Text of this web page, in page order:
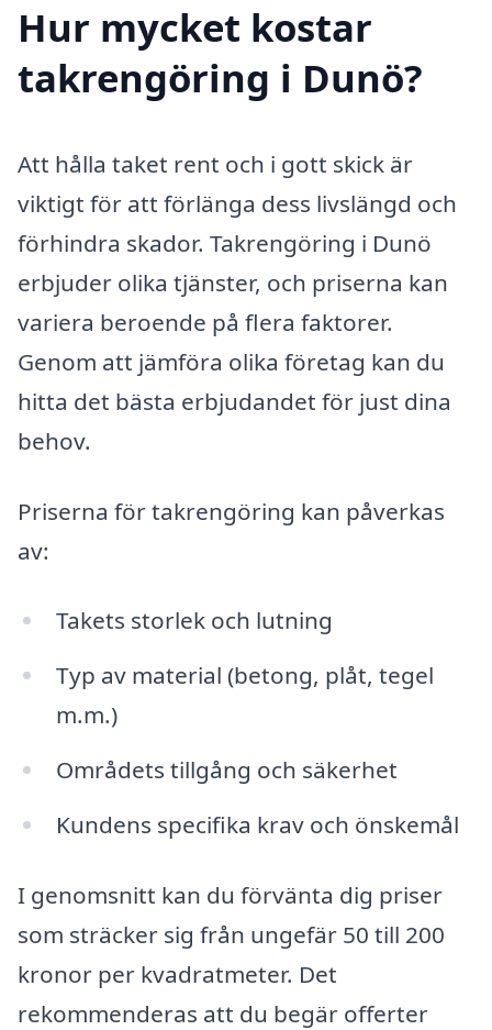
Hur mycket kostar
takrengöring i Dunö?
Att hålla taket rent och i gott skick är
viktigt för att förlänga dess livslängd och
förhindra skador. Takrengöring i Dunö
erbjuder olika tjänster, och priserna kan
variera beroende på flera faktorer.
Genom att jämföra olika företag kan du
hitta det bästa erbjudandet för just dina
behov.
Priserna för takrengöring kan påverkas
av:
Takets storlek och lutning
Typ av material (betong, plåt, tegel
m.m.)
Områdets tillgång och säkerhet
Kundens specifika krav och önskemål
I genomsnitt kan du förvänta dig priser
som sträcker sig från ungefär 50 till 200
kronor per kvadratmeter. Det
rekommenderas att du begär offerter